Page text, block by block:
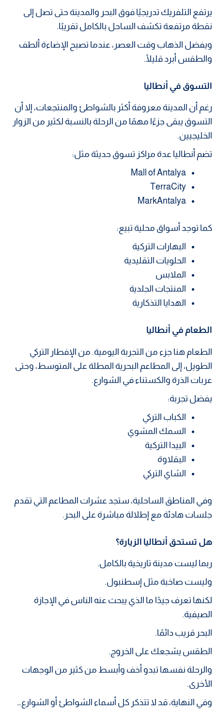
يرتفع التلفريك تدريجيًا فوق البحر والمدينة حتى تصل إلى
نقطة مرتفعة تكشف الساحل بالكامل تقريبًا.
ويفضل الذهاب وقت العصر، عندما تصبح الإضاءة ألطف
والطقس أبرد قليلًا.
التسوق في أنطاليا
رغم أن المدينة معروفة أكثر بالشواطئ والمنتجعات، إلا أن
التسوق يبقى جزءًا مهمًا من الرحلة بالنسبة لكثير من الزوار
الخليجيين.
تضم أنطاليا عدة مراكز تسوق حديثة مثل:
Mall of Antalya
TerraCity
MarkAntalya
كما توجد أسواق محلية تبيع:
البهارات التركية
الحلويات التقليدية
الملابس
المنتجات الجلدية
الهدايا التذكارية
الطعام في أنطاليا
الطعام هنا جزء من التجربة اليومية. من الإفطار التركي
الطويل، إلى المطاعم البحرية المطلة على المتوسط، وحتى
عربات الذرة والكستناء في الشوارع.
يفضل تجربة:
الكباب التركي
السمك المشوي
البيدا التركية
البقلاوة
الشاي التركي
وفي المناطق الساحلية، ستجد عشرات المطاعم التي تقدم
جلسات هادئة مع إطلالة مباشرة على البحر.
هل تستحق أنطاليا الزيارة؟
ربما ليست مدينة تاريخية بالكامل.
وليست صاخبة مثل إسطنبول.
لكنها تعرف جيدًا ما الذي يبحث عنه الناس في الإجازة
الصيفية.
البحر قريب دائمًا.
الطقس يشجعك على الخروج.
والرحلة نفسها تبدو أخف وأبسط من كثير من الوجهات
الأخرى.
وفي النهاية، قد لا تتذكر كل أسماء الشواطئ أو الشوارع…